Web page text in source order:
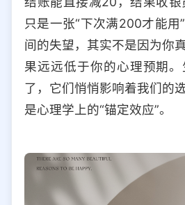
选择允许访问的平台类型
只是一张“下次满200才能用
间的失望，其实不是因为你
果远远低于你的心理预期
了，它们悄悄影响着我们的
是心理学上的“锚定效应”。